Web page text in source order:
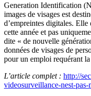
Generation Identification
images de visages est
d’empreintes digitales.
cette année et pas
dite « de nouvelle
données de visages de
pour un emploi requérant
L’article complet : http://
videosurveillance-nest-pas-